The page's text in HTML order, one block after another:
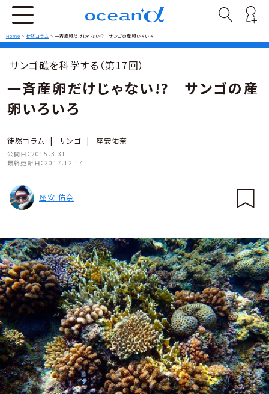
Home > 徒然コラム >一斉産卵だけじゃない!? サンゴの産卵いろいろ
サンゴ礁を科学する（第17回）
一斉産卵だけじゃない!? サンゴの産
卵いろいろ
徒然コラム | サンゴ | 座安佑奈
公開日： 2015.3.31
最終更新日： 2017.12.14
座安 佑奈